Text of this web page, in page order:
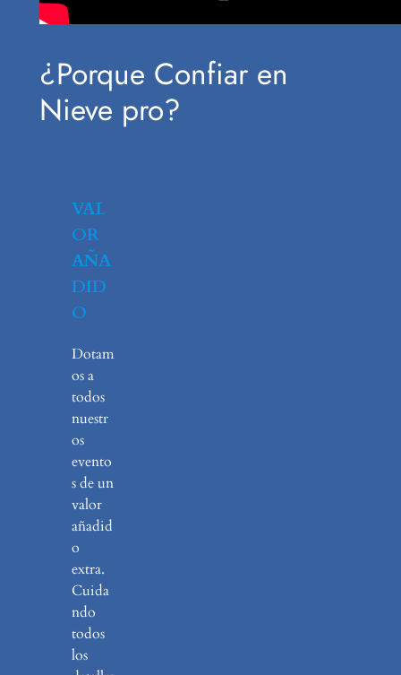
¿Porque Confiar en
Nieve pro?
VAL
OR
AÑA
DID
O
Dotam
os a
todos
nuestr
os
evento
s de un
valor
añadid
o
extra.
Cuida
ndo
todos
los